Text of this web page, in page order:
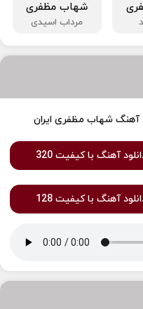
شهاب مظفری
مرداب اسیدی
آهنگ شهاب مظفری ایران
آهنگ با کیفیت 320
آهنگ با کیفیت 128